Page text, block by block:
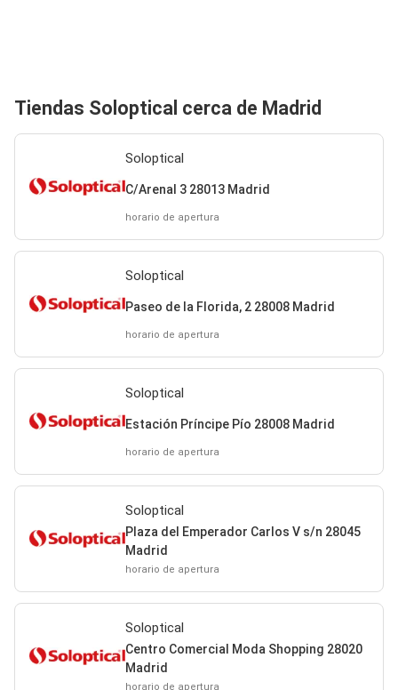
Tiendas Soloptical cerca de Madrid
Soloptical
C/Arenal 3 28013 Madrid
horario de apertura
Soloptical
Paseo de la Florida, 2 28008 Madrid
horario de apertura
Soloptical
Estación Príncipe Pío 28008 Madrid
horario de apertura
Soloptical
Plaza del Emperador Carlos V s/n 28045
Madrid
horario de apertura
Soloptical
Centro Comercial Moda Shopping 28020
Madrid
horario de apertura